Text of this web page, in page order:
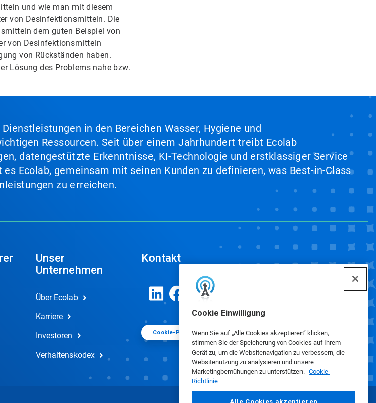
Cookie Einwilligung
Wenn Sie auf „Alle Cookies akzeptieren“ klicken,
stimmen Sie der Speicherung von Cookies auf Ihrem
Gerät zu, um die Websitenavigation zu verbessern, die
Websitenutzung zu analysieren und unsere
Marketingbemühungen zu unterstützen. Cookie-
Richtlinie
und wie man mit diesem
von Desinfektionsmitteln. Die
dem guten Beispiel von
von Desinfektionsmitteln
von Rückständen haben.
Lösung des Problems nahe bzw.
in den Bereichen Wasser, Hygiene und
Ressourcen. Seit über einem Jahrhundert treibt Ecolab
datengestützte Erkenntnisse, KI-Technologie und erstklassiger Service
Ecolab, gemeinsam mit seinen Kunden zu definieren, was Best-in-Class
zu erreichen.
Unser
Unternehmen
Über Ecolab
Karriere
Investoren
Verhaltenskodex
Kontakt
Cookie-Präferenzen